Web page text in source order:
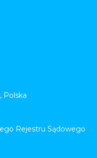
Polska
Rejestru Sądowego